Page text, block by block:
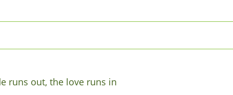
runs out, the love runs in